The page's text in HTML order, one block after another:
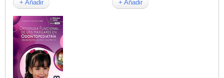
+ Añadir + Añadir